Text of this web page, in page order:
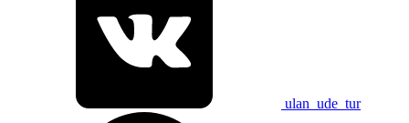
ulan_ude_tur